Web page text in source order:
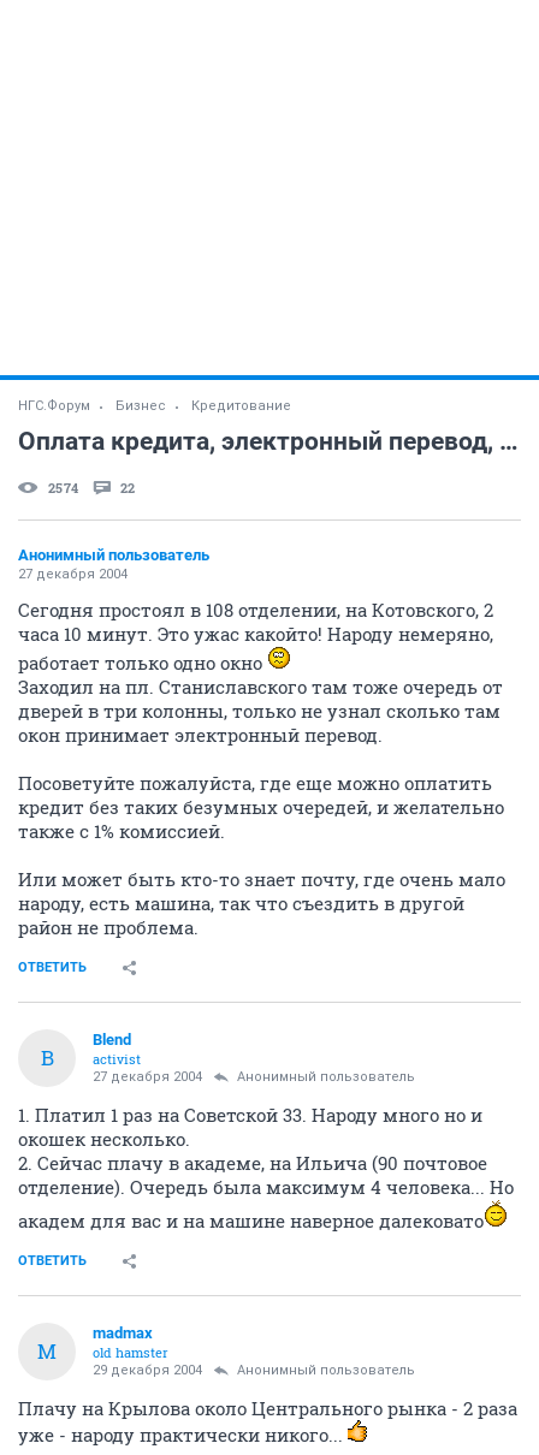
НГС.Форум Бизнес Кредитование
Оплата кредита, электронный перевод, очереди
2574 22
Анонимный пользователь
27 декабря 2004
Сегодня простоял в 108 отделении, на Котовского, 2
часа 10 минут. Это ужас какойто! Народу немеряно,
работает только одно окно
Заходил на пл. Станиславского там тоже очередь от
дверей в три колонны, только не узнал сколько там
окон принимает электронный перевод.
Посоветуйте пожалуйста, где еще можно оплатить
кредит без таких безумных очередей, и желательно
также с 1% комиссией.
Или может быть кто-то знает почту, где очень мало
народу, есть машина, так что съездить в другой
район не проблема.
ОТВЕТИТЬ
B
Blend
activist
27 декабря 2004 Анонимный пользователь
1. Платил 1 раз на Советской 33. Народу много но и
окошек несколько.
2. Сейчас плачу в академе, на Ильича (90 почтовое
отделение). Очередь была максимум 4 человека... Но
академ для вас и на машине наверное далековато
ОТВЕТИТЬ
M
madmax
old hamster
29 декабря 2004 Анонимный пользователь
Плачу на Крылова около Центрального рынка - 2 раза
уже - народу практически никого...